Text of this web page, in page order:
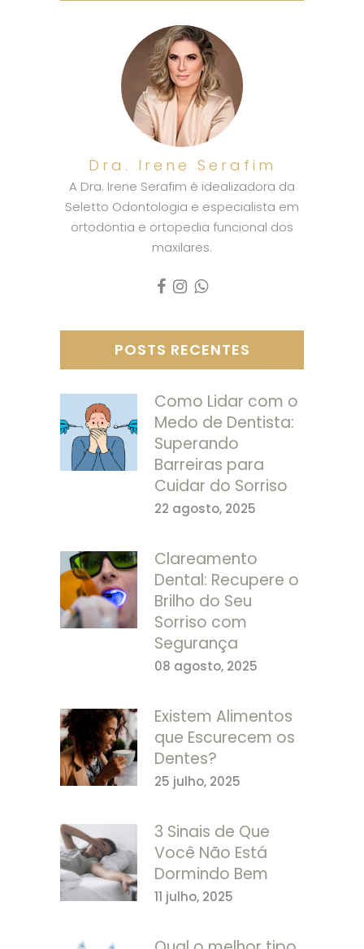
Dra. Irene Serafim
A Dra. Irene Serafim é idealizadora da
Seletto Odontologia e especialista em
ortodontia e ortopedia funcional dos
maxilares.
POSTS RECENTES
Como Lidar com o
Medo de Dentista:
Superando
Barreiras para
Cuidar do Sorriso
22 agosto, 2025
Clareamento
Dental: Recupere o
Brilho do Seu
Sorriso com
Segurança
08 agosto, 2025
Existem Alimentos
que Escurecem os
Dentes?
25 julho, 2025
3 Sinais de Que
Você Não Está
Dormindo Bem
11 julho, 2025